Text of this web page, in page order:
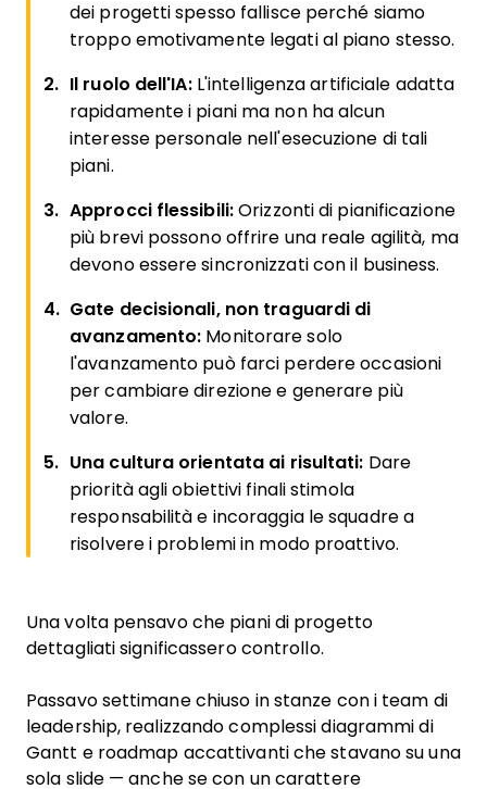
dei progetti spesso fallisce perché siamo
troppo emotivamente legati al piano stesso.
Il ruolo dell'IA: L'intelligenza artificiale adatta
rapidamente i piani ma non ha alcun
interesse personale nell'esecuzione di tali
piani.
Approcci flessibili:Orizzonti di pianificazione
più brevi possono offrire una reale agilità, ma
devono essere sincronizzati con il business.
Gate decisionali, non traguardi di
avanzamento: Monitorare solo
l'avanzamento può farci perdere occasioni
per cambiare direzione e generare più
valore.
Una cultura orientata ai risultati: Dare
priorità agli obiettivi finali stimola
responsabilità e incoraggia le squadre a
risolvere i problemi in modo proattivo.
Una volta pensavo che piani di progetto
dettagliati significassero controllo.
Passavo settimane chiuso in stanze con i team di
leadership, realizzando complessi diagrammi di
Gantt e roadmap accattivanti che stavano su una
sola slide — anche se con un carattere